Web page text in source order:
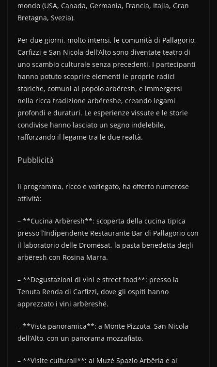
mondo (USA, Canada, Germania, Francia, Italia, Gran
Bretagna, Svezia).
Per due giorni, molto intensi, le comunità di Pallagorio,
Carfizzi e San Nicola dell’Alto sono diventate teatro di
uno scambio culturale senza precedenti. I partecipanti
hanno potuto scoprire elementi le proprie radici
storiche, comuni al popolo arbëresh, e immergersi
nella ricca tradizione arbëreshe, creando legami
profondi e duraturi. Le esperienze vissute e le storie
condivise hanno lasciato un segno indelebile,
rafforzando il legame tra le due realtà.
Pubblicità
Il programma, ricco e variegato, ha offerto numerose
attività:
– **Cucina Arbëresh**: scoperta della cucina tipica
presso l’Indipendente Restaurante Bar di Pallagorio con
il laboratorio delle Dromësat, la pasta benedetta degli
arbëresh con Rosina Marra.
– **Degustazioni di vini e street food**: presso la
Tenuta Renda di Carfizzi, dove gli ospiti hanno
apprezzato i vini arbëreshë.
– **Vista panoramica**: a Monte Pizzuta, San Nicola
dell’Alto, con un panorama mozzafiato.
– **Visite culturali**: al Muzé Spazio Arbëria e al